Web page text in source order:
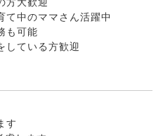
て中のママさん活躍中
も可能
している方歓迎
す